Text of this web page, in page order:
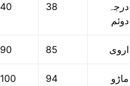
40 38
درجہ
دوئم
90 85 اروی
100 94 ماڑو